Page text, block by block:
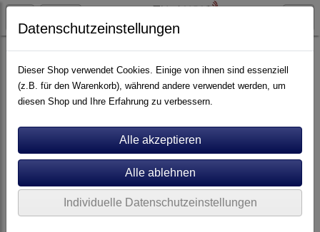
Elektronik Endverstärker
Datenschutzeinstellungen
Dieser Shop verwendet Cookies. Einige von ihnen sind essenziell
(z.B. für den Warenkorb), während andere verwendet werden, um
diesen Shop und Ihre Erfahrung zu verbessern.
Individuelle Datenschutzeinstellungen